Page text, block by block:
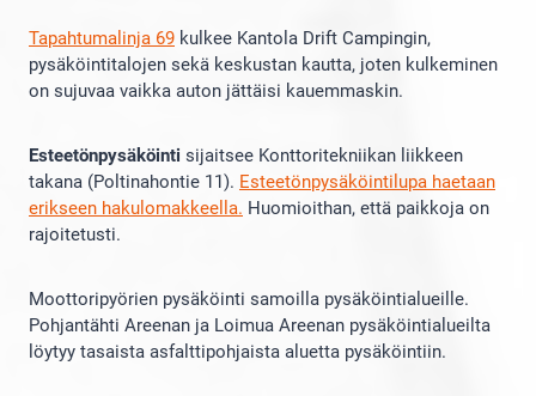
Tapahtumalinja 69 kulkee Kantola Drift Campingin,
pysäköintitalojen sekä keskustan kautta, joten kulkeminen
on sujuvaa vaikka auton jättäisi kauemmaskin.
Esteetönpysäköinti sijaitsee Konttoritekniikan liikkeen
takana (Poltinahontie 11). Esteetönpysäköintilupa haetaan
erikseen hakulomakkeella. Huomioithan, että paikkoja on
rajoitetusti.
Moottoripyörien pysäköinti samoilla pysäköintialueille.
Pohjantähti Areenan ja Loimua Areenan pysäköintialueilta
löytyy tasaista asfalttipohjaista aluetta pysäköintiin.